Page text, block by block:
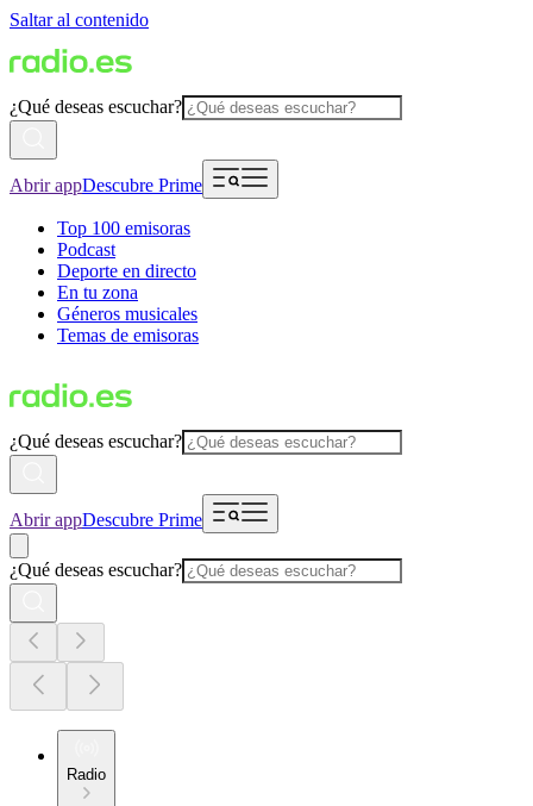
Saltar al contenido
¿Qué deseas escuchar?
Abrir appDescubre Prime
Top 100 emisoras
Podcast
Deporte en directo
En tu zona
Géneros musicales
Temas de emisoras
¿Qué deseas escuchar?
Abrir appDescubre Prime
¿Qué deseas escuchar?
Radio